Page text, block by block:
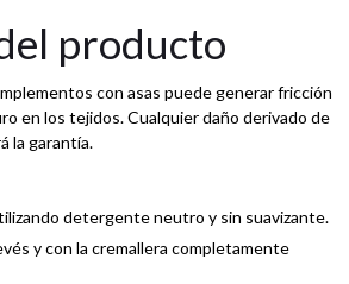
producto
con asas puede generar fricción
en los tejidos. Cualquier daño derivado de
la garantía.
detergente neutro y sin suavizante.
y con la cremallera completamente